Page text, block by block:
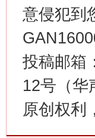
意侵犯到
投稿邮箱
12号（华
原创权利
在谋一